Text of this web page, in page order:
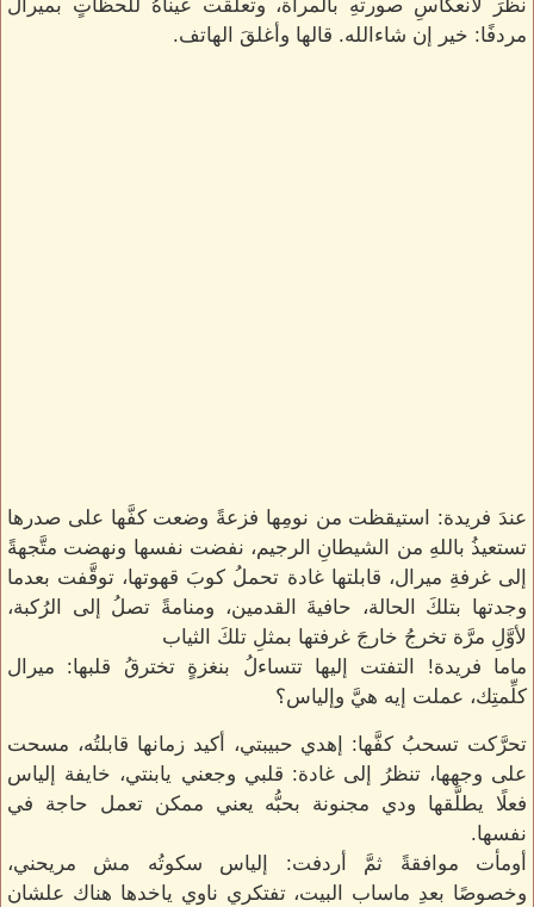
نظرَ لانعكاسِ صورتهِ بالمرآة، وتعلَّقت عيناهُ للحظاتٍ بميرال
مردفًا: خير إن شاءالله. قالها وأغلقَ الهاتف.
عندَ فريدة: استيقظت من نومِها فزعةً وضعت كفَّها على صدرها
تستعيذُ باللهِ من الشيطانِ الرجيم، نفضت نفسها ونهضت متَّجهةً
إلى غرفةِ ميرال، قابلتها غادة تحملُ كوبَ قهوتها، توقَّفت بعدما
وجدتها بتلكَ الحالة، حافيةَ القدمين، ومنامةً تصلُ إلى الرُكبة،
لأوَّلِ مرَّة تخرجُ خارجَ غرفتها بمثلِ تلكَ الثياب
ماما فريدة! التفتت إليها تتساءلُ بنغزةٍ تخترقُ قلبها: ميرال
كلِّمتِك، عملت إيه هيَّ وإلياس؟
تحرَّكت تسحبُ كفَّها: إهدي حبيبتي، أكيد زمانها قابلتُه، مسحت
على وجهها، تنظرُ إلى غادة: قلبي وجعني يابنتي، خايفة إلياس
فعلًا يطلَّقها ودي مجنونة بحبُّه يعني ممكن تعمل حاجة في
نفسها.
أومأت موافقةً ثمَّ أردفت: إلياس سكوتُه مش مريحني،
وخصوصًا بعدِ ماساب البيت، تفتكري ناوي ياخدها هناك علشان